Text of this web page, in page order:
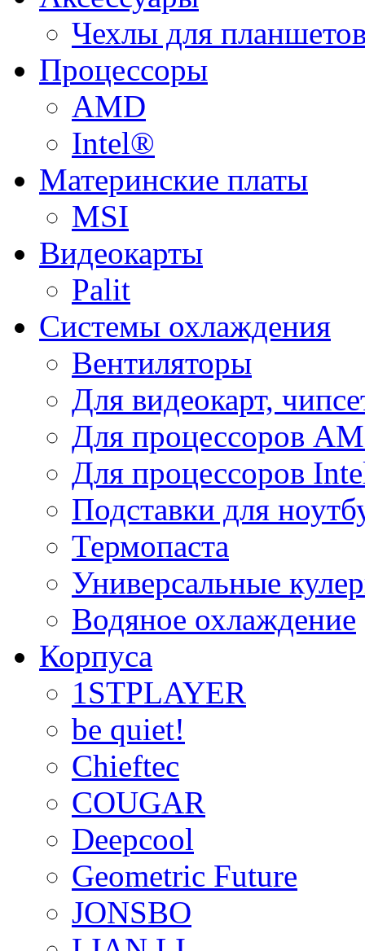
Чехлы для
Процессоры
AMD
Intel®
Материнские платы
MSI
Видеокарты
Palit
Системы охлаждения
Вентиляторы
Для видеокарт,
Для процессоров
Для процессоров
Подставки для
Термопаста
Универсальные
Водяное охлаждение
Корпуса
1STPLAYER
be quiet!
Chieftec
COUGAR
Deepcool
Geometric Future
JONSBO